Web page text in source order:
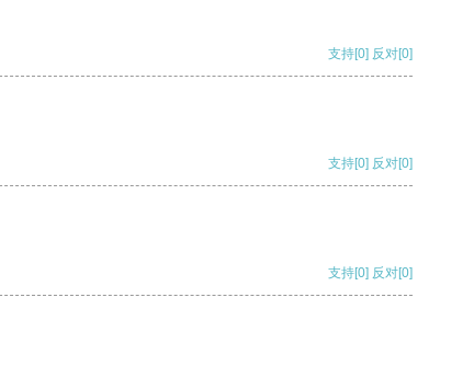
支持[0] 反对[0]
支持[0] 反对[0]
支持[0] 反对[0]